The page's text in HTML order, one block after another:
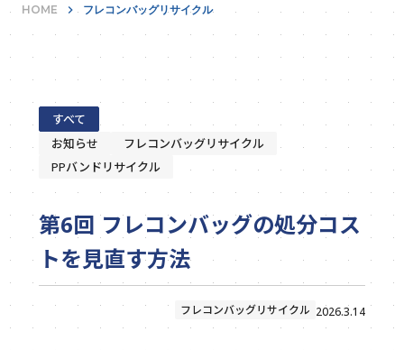
HOME keyboard_arrow_right フレコンバッグリサイクル
すべて
お知らせ
フレコンバッグリサイクル
PPバンドリサイクル
第6回 フレコンバッグの処分コス
トを見直す方法
フレコンバッグリサイクル 2026.3.14